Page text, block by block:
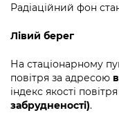
Радіаційний фон
Лівий берег
На стаціонарному
повітря за адресою
індекс якості
забрудненості).